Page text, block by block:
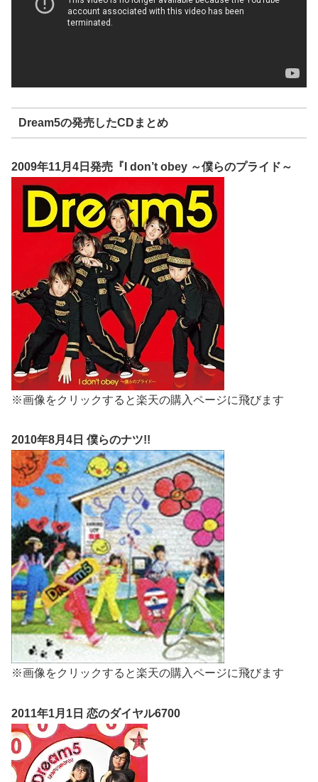
Dream5の発売したCDまとめ
2009年11月4日発売『I don’t obey ～僕らのプライド～
※画像をクリックすると楽天の購入ページに飛びます
2010年8月4日 僕らのナツ!!
※画像をクリックすると楽天の購入ページに飛びます
2011年1月1日 恋のダイヤル6700